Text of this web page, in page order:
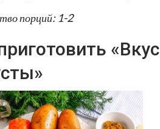
порций: 1-2